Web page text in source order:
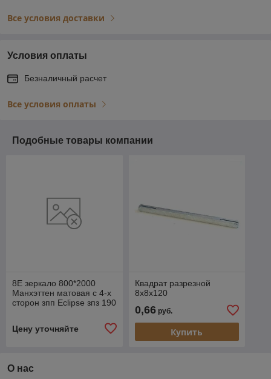
Все условия доставки
Условия оплаты
Безналичный расчет
Все условия оплаты
Подобные товары компании
8E зеркало 800*2000
Манхэттен матовая с 4-х
сторон зпп Eclipse зпз 190
Цену уточняйте
Квадрат разрезной
8х8х120
0,66руб.
Купить
О нас